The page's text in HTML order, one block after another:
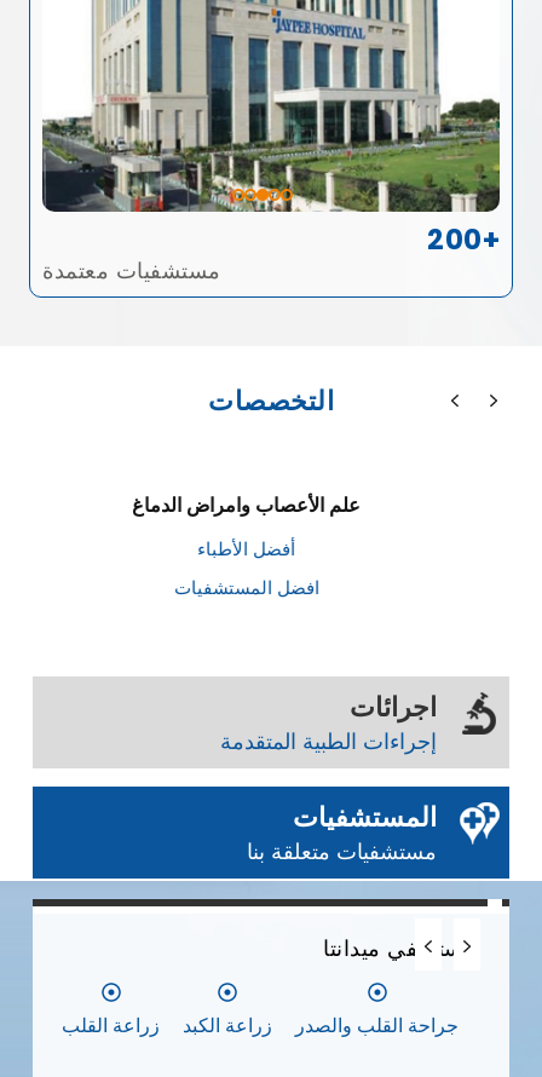
200+
مستشفيات معتمدة
التخصصات
علم الأعصاب وامراض الدماغ
أفضل الأطباء
افضل المستشفيات
اجرائات
إجراءات الطبية المتقدمة
المستشفيات
مستشفيات متعلقة بنا
0 0 0
مستشفي ميدانتا
جراحة القلب والصدر زراعة الكبد زراعة القلب